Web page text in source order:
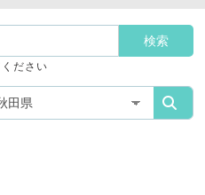
ださい